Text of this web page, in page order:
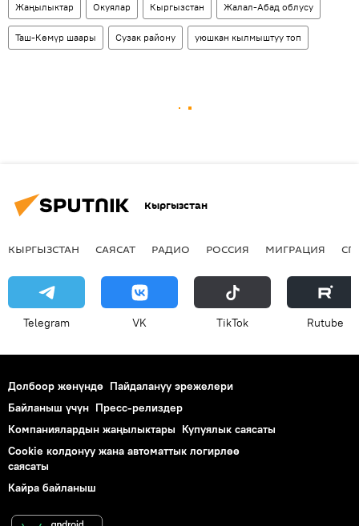
Жаңылыктар Окуялар Кыргызстан Жалал-Абад облусу
Таш-Көмүр шаары Сузак району уюшкан кылмыштуу топ
Кыргызстан
КЫРГЫЗСТАН САЯСАТ РАДИО РОССИЯ МИГРАЦИЯ
Telegram VK ТikТоk Rutube
Долбоор жөнүндө Пайдалануу эрежелери
Байланыш үчүн Пресс-релиздер
Компаниялардын жаңылыктары Купуялык саясаты
Cookie колдонуу жана автоматтык логирлөө
саясаты
Кайра байланыш